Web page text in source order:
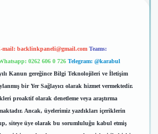
mail: backlinkpaneli@gmail.com Teams:
0262 606 0 726 Telegram: @karabul
Kanun gereğince Bilgi Teknolojileri ve İletişim
bir Yer Sağlayıcı olarak hizmet vermektedir.
proaktif olarak denetleme veya araştırma
Ancak, üyelerimiz yazdıkları içeriklerin
siteye üye olarak bu sorumluluğu kabul etmiş